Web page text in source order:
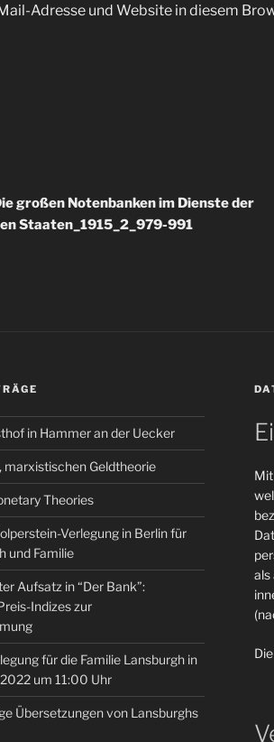
Adresse und Website in diesem
großen Notenbanken im Dienste der
Staaten_1915_2_979-991
in Hammer an der Uecker
marxistischen Geldtheorie
Theories
Verlegung in Berlin für
und Familie
Aufsatz in “Der Bank”:
Indizes zur
für die Familie Lansburgh in
um 11:00 Uhr
Übersetzungen von Lansburghs
als